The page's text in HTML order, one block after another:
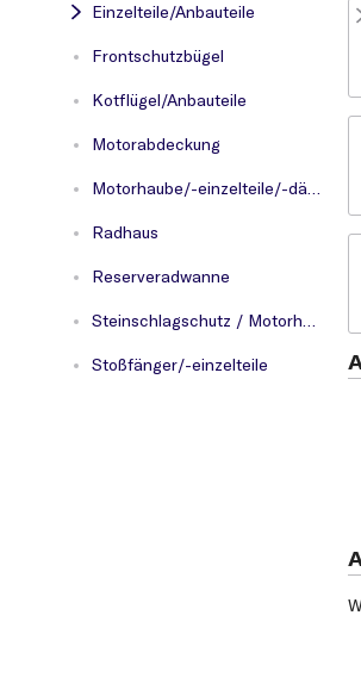
Einzelteile/Anbauteile
Frontschutzbügel
Kotflügel/Anbauteile
Motorabdeckung
Motorhaube/-einzelteile/-dämmung
Radhaus
Reserveradwanne
Steinschlagschutz / Motorhaube
Stoßfänger/-einzelteile